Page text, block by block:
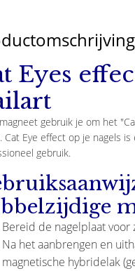
Eyes
gebruik je om het
Cat Eye effect op je nagels
gebruik.
Bereid de nagelplaat
Na het aanbrengen en
magnetische hybridelak